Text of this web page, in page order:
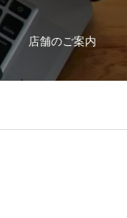
店舗のご案内